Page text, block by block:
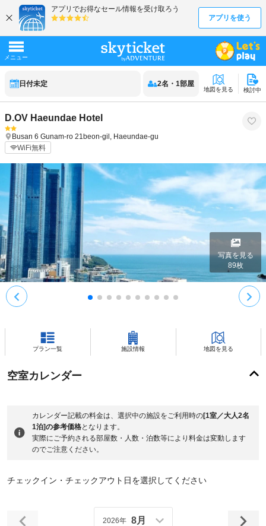
日付未定 2名 ・ 1部屋
地図を見る 検討中
D.OV Haeundae Hotel
Busan 6 Gunam-ro 21beon-gil, Haeundae-gu
WiFi無料
写真を見る
89枚
プラン一覧 施設情報 地図を見る
空室カレンダー
カレンダー記載の料金は、選択中の施設をご利用時の[1室／大人2名
1泊]の参考価格となります。
実際にご予約される部屋数・人数・泊数等により料金は変動します
のでご注意ください。
チェックイン・チェックアウト日を選択してください
2026年 8月